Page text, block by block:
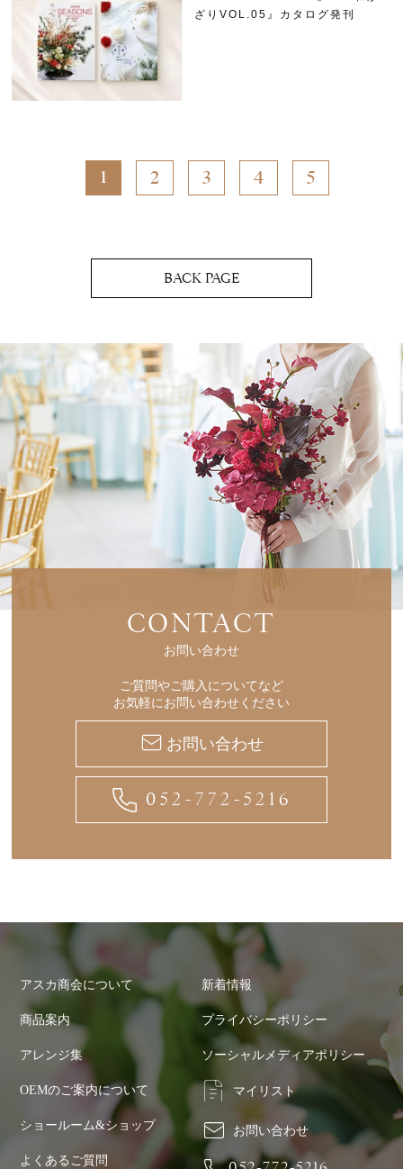
ざりVOL.05』カタログ発刊
1 2 3 4 5
BACK PAGE
CONTACT
お問い合わせ
ご質問やご購入についてなど
お気軽にお問い合わせください
お問い合わせ
052-772-5216
アスカ商会について
商品案内
アレンジ集
OEMのご案内について
ショールーム&ショップ
よくあるご質問
新着情報
プライバシーポリシー
ソーシャルメディアポリシー
マイリスト
お問い合わせ